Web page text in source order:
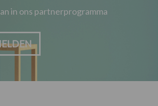
in ons partnerprogramma